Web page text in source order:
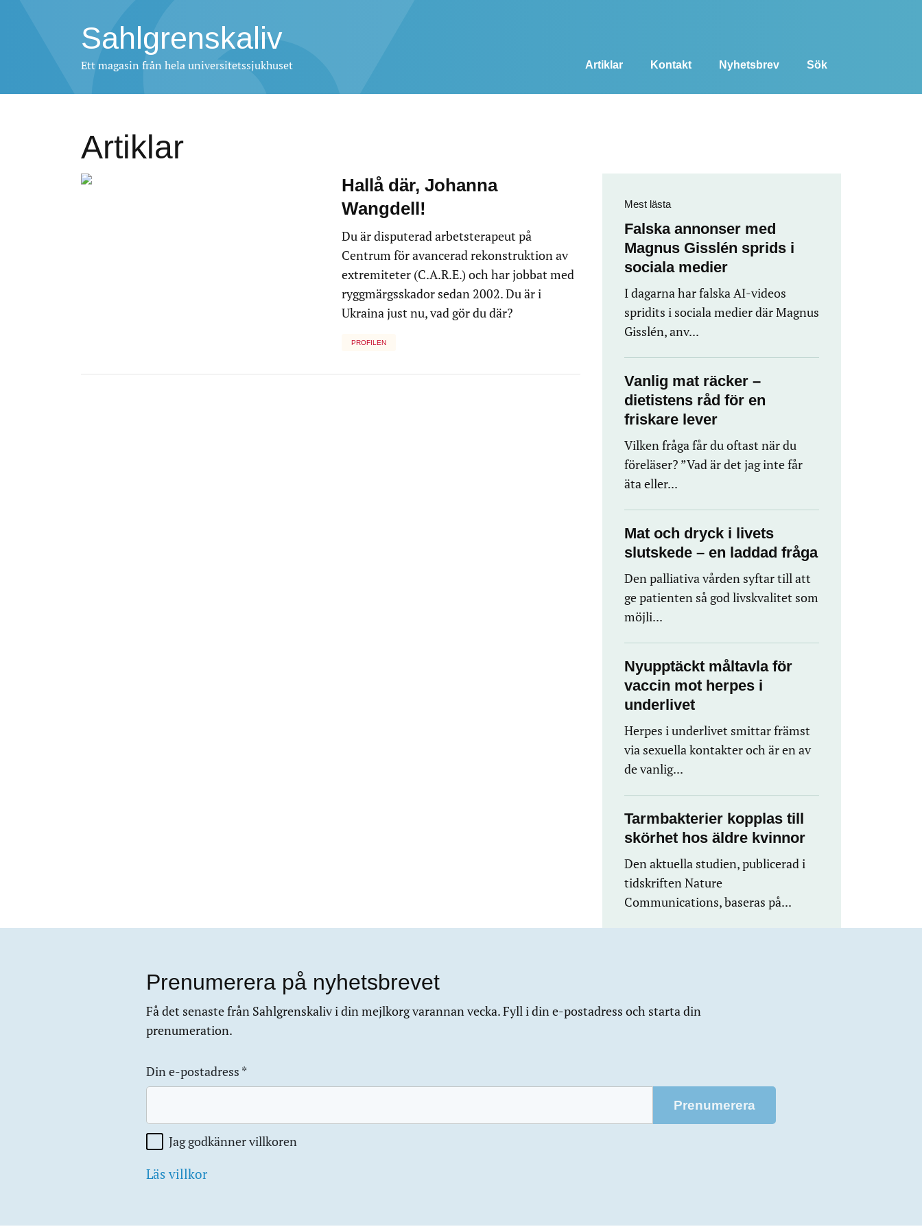
Sahlgrenskaliv
Ett magasin från hela universitetssjukhuset Artiklar Kontakt Nyhetsbrev Sök
Artiklar
Hallå där, Johanna
Wangdell!
Du är disputerad arbetsterapeut på
Centrum för avancerad rekonstruktion av
extremiteter (C.A.R.E.) och har jobbat med
ryggmärgsskador sedan 2002. Du är i
Ukraina just nu, vad gör du där?
PROFILEN
Mest lästa
Falska annonser med
Magnus Gisslén sprids i
sociala medier
I dagarna har falska AI-videos
spridits i sociala medier där Magnus
Gisslén, anv...
Vanlig mat räcker –
dietistens råd för en
friskare lever
Vilken fråga får du oftast när du
föreläser? ”Vad är det jag inte får
äta eller...
Mat och dryck i livets
slutskede – en laddad fråga
Den palliativa vården syftar till att
ge patienten så god livskvalitet som
möjli...
Nyupptäckt måltavla för
vaccin mot herpes i
underlivet
Herpes i underlivet smittar främst
via sexuella kontakter och är en av
de vanlig...
Tarmbakterier kopplas till
skörhet hos äldre kvinnor
Den aktuella studien, publicerad i
tidskriften Nature
Communications, baseras på...
Prenumerera på nyhetsbrevet
Få det senaste från Sahlgrenskaliv i din mejlkorg varannan vecka. Fyll i din e-postadress och starta din
prenumeration.
Din e-postadress *
Jag godkänner villkoren
Läs villkor